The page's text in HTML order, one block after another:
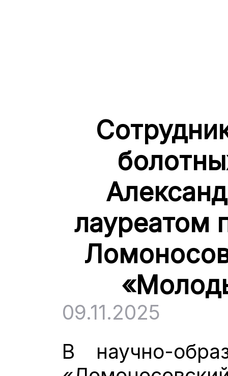
лауреатом
09.11.2025
В научно-